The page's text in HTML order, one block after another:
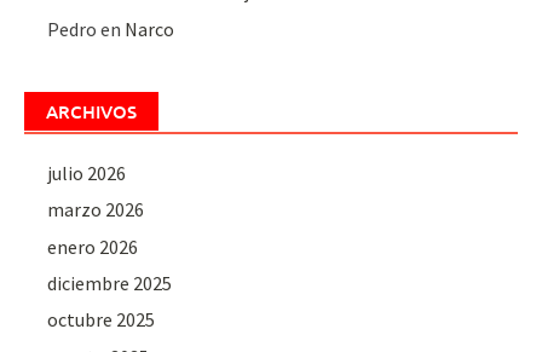
Pedro en Narco
ARCHIVOS
julio 2026
marzo 2026
enero 2026
diciembre 2025
octubre 2025